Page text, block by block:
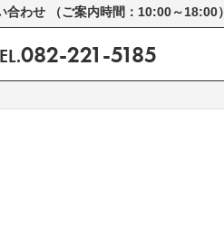
合わせ （ご案内時間：10:00～18:00）
082-221-5185